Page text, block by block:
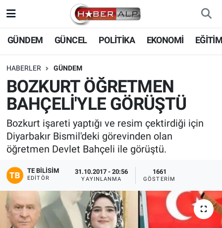
GÜNDEM GÜNCEL POLİTİKA EKONOMİ
HABERLER GÜNDEM
BOZKURT ÖĞRETMEN
BAHÇELİ'YLE GÖRÜŞTÜ
Bozkurt işareti yaptığı ve resim çektirdiği için
Diyarbakır Bismil'deki görevinden olan
öğretmen Devlet Bahçeli ile görüştü.
TE BILISIM
EDITÖR
31.10.2017 - 20:56
YAYINLANMA
1661
GÖSTERIM
Nöbetçi Eczaneler
Hava Durumu
Trafik Durumu
Süper Lig Puan Durumu ve Fikstür
Tüm Manşetler
Son Dakika Haberleri
Haber Arşivi